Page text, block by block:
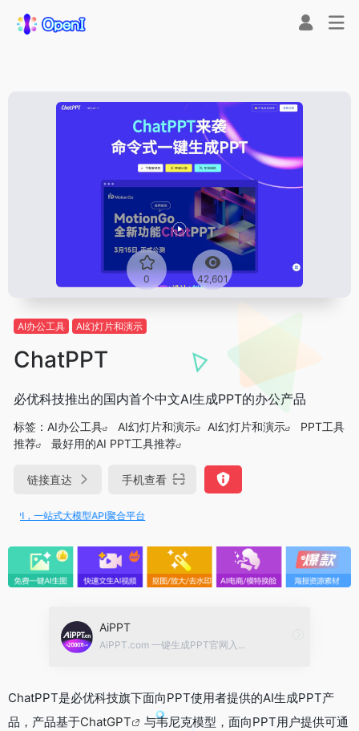
0 42,601
AI办公工具 AI幻灯片和演示
ChatPPT
必优科技推出的国内首个中文AI生成PPT的办公产品
标签： AI办公工具 AI幻灯片和演示 AI幻灯片和演示
PPT工具
推荐
最好用的AI PPT工具推荐
链接直达 手机查看
，一站式大模型API聚合平台
AiPPT
AiPPT.com 一键生成PPT官网入...
ChatPPT是必优科技旗下面向PPT使用者提供的AI生成PPT产
品，产品基于ChatGPT
与韦尼克模型，面向PPT用户提供可通